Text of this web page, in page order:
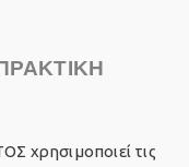
χρησιμοποιεί τις